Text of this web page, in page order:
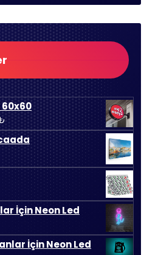
60x60
Şu
andaki
fiyat:
4.500,00 ₺.
₺.
İçin Neon Led
İçin Neon Led